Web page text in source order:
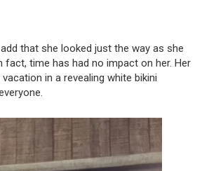
that she looked just the way as she
fact, time has had no impact on her. Her
in a revealing white bikini